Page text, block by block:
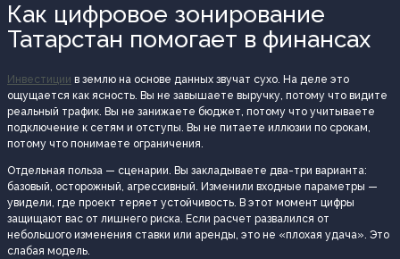
Как цифровое зонирование
Татарстан помогает в финансах
Инвестиции в землю на основе данных звучат сухо. На деле это
ощущается как ясность. Вы не завышаете выручку, потому что видите
реальный трафик. Вы не занижаете бюджет, потому что учитываете
подключение к сетям и отступы. Вы не питаете иллюзии по срокам,
потому что понимаете ограничения.
Отдельная польза — сценарии. Вы закладываете два-три варианта:
базовый, осторожный, агрессивный. Изменили входные параметры —
увидели, где проект теряет устойчивость. В этот момент цифры
защищают вас от лишнего риска. Если расчет развалился от
небольшого изменения ставки или аренды, это не «плохая удача». Это
слабая модель.